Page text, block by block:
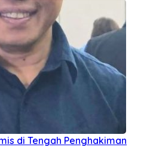
di Tengah Penghakiman